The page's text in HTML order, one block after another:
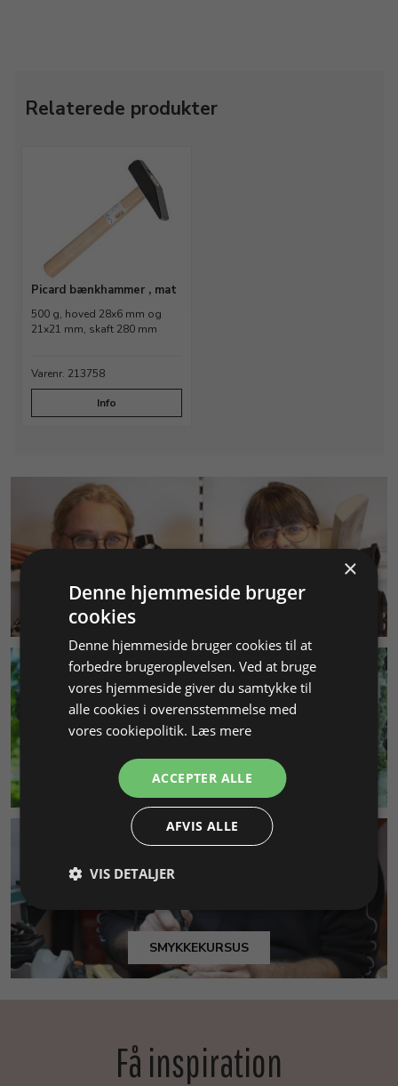
Relaterede produkter
Picard bænkhammer , mat
500 g, hoved 28x6 mm og
21x21 mm, skaft 280 mm
Varenr. 213758
Info
MILJØ & BÆREDYGTIGHED
SMYKKEKURSUS
Få inspiration
×
Denne hjemmeside bruger
cookies
Denne hjemmeside bruger cookies til at
forbedre brugeroplevelsen. Ved at bruge
vores hjemmeside giver du samtykke til
alle cookies i overensstemmelse med
vores cookiepolitik. Læs mere
ACCEPTER ALLE
AFVIS ALLE
VIS DETALJER